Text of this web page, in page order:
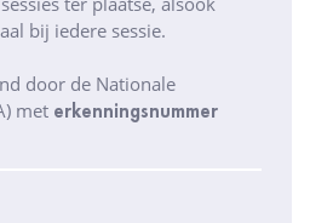
bij iedere sessie.
door de Nationale
met erkenningsnummer